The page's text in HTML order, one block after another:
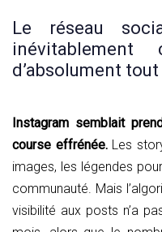
Le réseau
d’absolument
Instagram semblait
course effrénée.Les
images, les légendes
communauté. Mais
visibilité aux posts n’a